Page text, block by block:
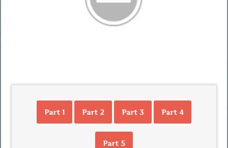
Part 1 Part 2 Part 3 Part 4
Part 5